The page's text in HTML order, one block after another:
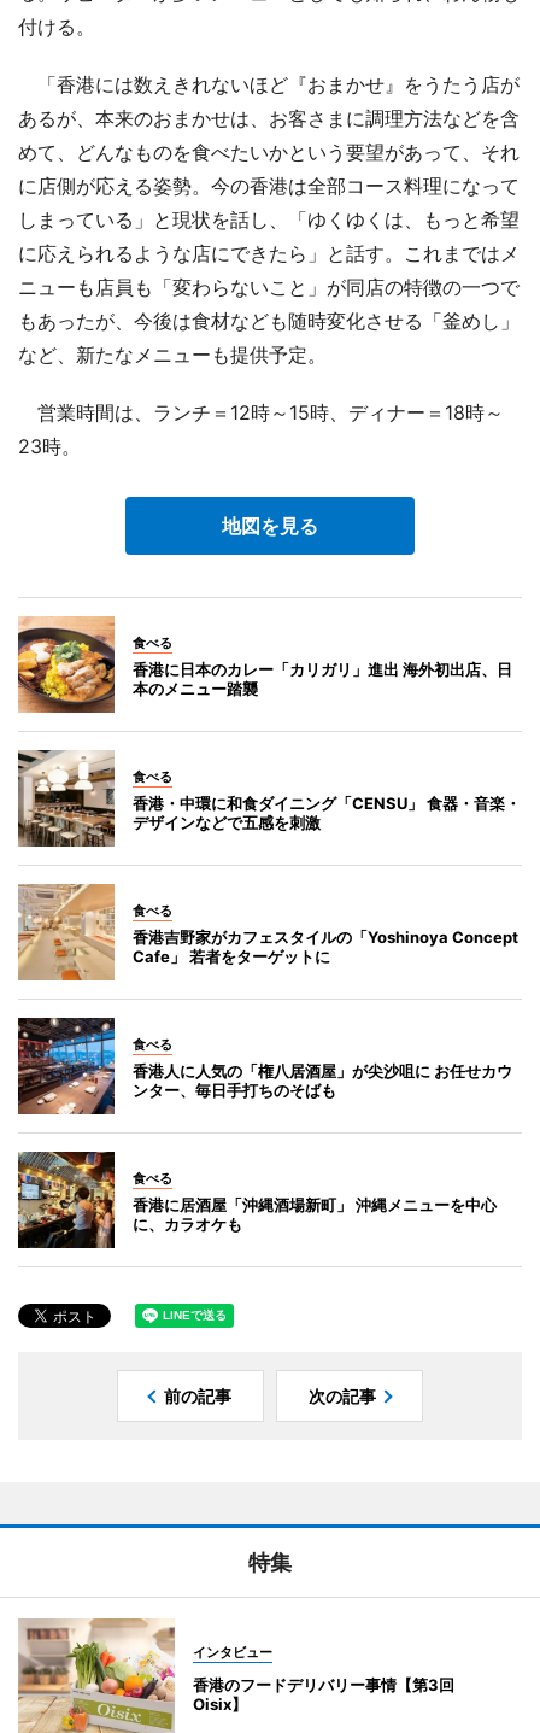
付ける。
「香港には数えきれないほど『おまかせ』をうたう店が
あるが、本来のおまかせは、お客さまに調理方法などを含
めて、どんなものを食べたいかという要望があって、それ
に店側が応える姿勢。今の香港は全部コース料理になって
しまっている」と現状を話し、「ゆくゆくは、もっと希望
に応えられるような店にできたら」と話す。これまではメ
ニューも店員も「変わらないこと」が同店の特徴の一つで
もあったが、今後は食材なども随時変化させる「釜めし」
など、新たなメニューも提供予定。
営業時間は、ランチ＝12時～15時、ディナー＝18時～
23時。
地図を見る
食べる
香港に日本のカレー「カリガリ」進出 海外初出店、日
本のメニュー踏襲
食べる
香港・中環に和食ダイニング「CENSU」 食器・音楽・
デザインなどで五感を刺激
食べる
香港吉野家がカフェスタイルの「Yoshinoya Concept
Cafe」 若者をターゲットに
食べる
香港人に人気の「権八居酒屋」が尖沙咀に お任せカウ
ンター、毎日手打ちのそばも
食べる
香港に居酒屋「沖縄酒場新町」 沖縄メニューを中心
に、カラオケも
前の記事 次の記事
特集
インタビュー
香港のフードデリバリー事情【第3回
Oisix】